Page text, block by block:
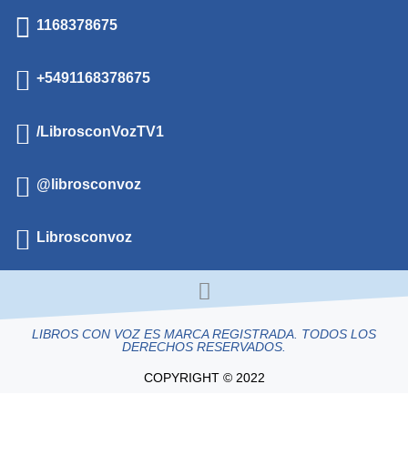
1168378675
+5491168378675
/LibrosconVozTV1
@librosconvoz
Librosconvoz
LIBROS CON VOZ ES MARCA REGISTRADA. TODOS LOS
DERECHOS RESERVADOS.
COPYRIGHT © 2022